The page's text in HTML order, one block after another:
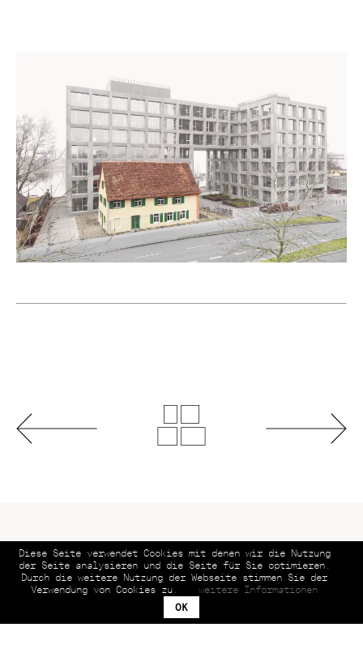
© 2026 Helmuth Scham BFF | All rights reserved.
Diese Seite verwendet Cookies mit denen wir die Nutzung
der Seite analysieren und die Seite für Sie optimieren.
Durch die weitere Nutzung der Webseite stimmen Sie der
Verwendung von Cookies zu.
weitere Informationen
OK